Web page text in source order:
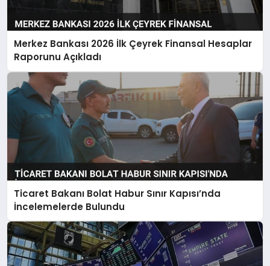
Merkez Bankası 2026 İlk Çeyrek Finansal Hesaplar
Raporunu Açıkladı
Ticaret Bakanı Bolat Habur Sınır Kapısı’nda
İncelemelerde Bulundu